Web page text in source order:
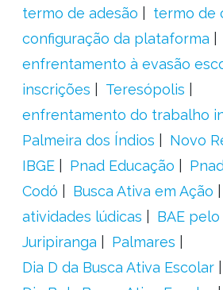
termo de adesão
termo de
configuração da plataforma
enfrentamento à evasão
inscrições
Teresópolis
enfrentamento do trabalho
Palmeira dos Índios
Novo
IBGE
Pnad Educação
Codó
Busca Ativa em Ação
atividades lúdicas
BAE
Juripiranga
Palmares
Dia D da Busca Ativa Escolar